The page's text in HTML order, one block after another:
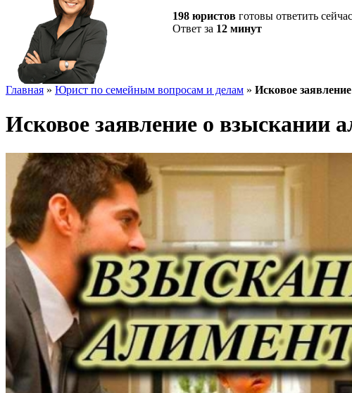
198 юристов готовы ответить сейчас
Ответ за 12 минут
Главная » Юрист по семейным вопросам и делам » Исковое
Исковое заявление о взыскании